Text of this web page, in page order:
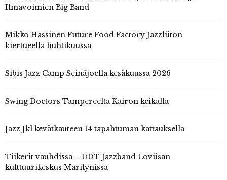
Ilmavoimien Big Band
Mikko Hassinen Future Food Factory Jazzliiton
kiertueella huhtikuussa
Sibis Jazz Camp Seinäjoella kesäkuussa 2026
Swing Doctors Tampereelta Kairon keikalla
Jazz Jkl kevätkauteen 14 tapahtuman kattauksella
Tiikerit vauhdissa – DDT Jazzband Loviisan
kulttuurikeskus Marilynissa